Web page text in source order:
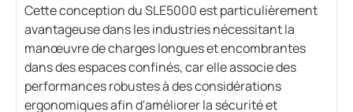
Cette conception du SLE5000 est particulièrement
avantageuse dans les industries nécessitant la
manœuvre de charges longues et encombrantes
dans des espaces confinés, car elle associe des
performances robustes à des considérations
ergonomiques afin d'améliorer la sécurité et